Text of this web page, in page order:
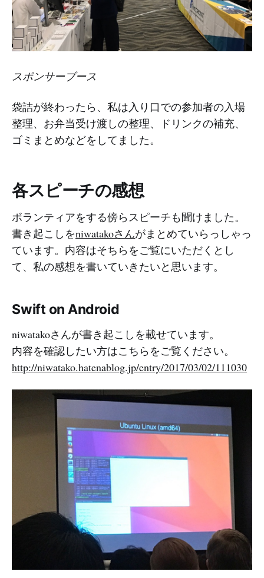
スポンサーブース
袋詰が終わったら、私は入り口での参加者の入場
整理、お弁当受け渡しの整理、ドリンクの補充、
ゴミまとめなどをしてました。
各スピーチの感想
ボランティアをする傍らスピーチも聞けました。
書き起こしをniwatakoさんがまとめていらっしゃっ
ています。内容はそちらをご覧にいただくとし
て、私の感想を書いていきたいと思います。
Swift on Android
niwatakoさんが書き起こしを載せています。
内容を確認したい方はこちらをご覧ください。
http://niwatako.hatenablog.jp/entry/2017/03/02/111030